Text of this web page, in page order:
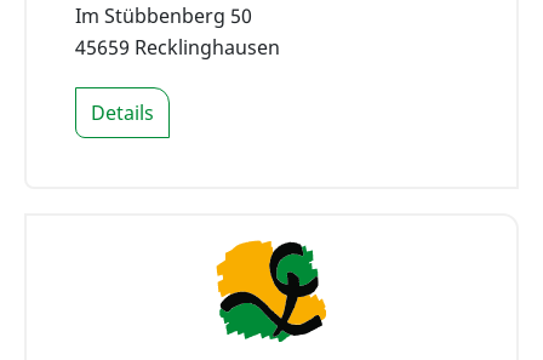
Im Stübbenberg 50
45659 Recklinghausen
Details